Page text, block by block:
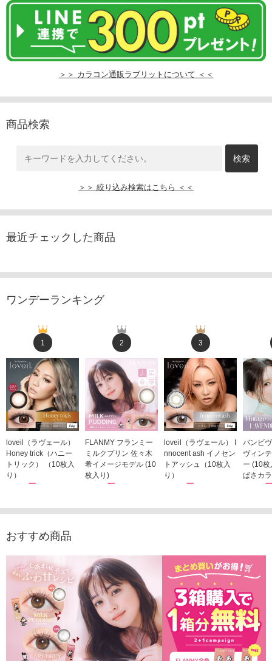
＞＞ カラコン通販ラブリットについて ＜＜
商品検索
＞＞ 絞り込み検索はこちら ＜＜
最近チェックした商品
ワンデーランキング
1
loveil（ラヴェール）
Honey trick（ハニー
トリック） （10枚入
り）
1,760円
2
FLANMY フランミー
ミルクプリン 佐々木
希イメージモデル (10
枚入り)
1,815円
3
loveil（ラヴェール） I
nnocent ash イノセン
トアッシュ（10枚入
り）
1,760円
バンビ
ヴィン
ー (10
ばさカ
1,848
おすすめ商品